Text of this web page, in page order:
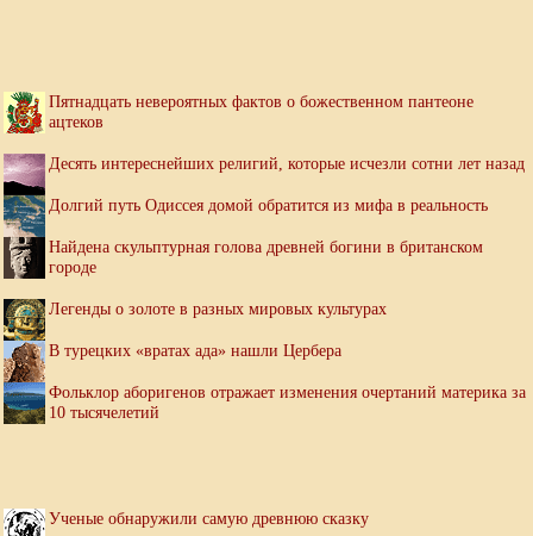
Пятнадцать невероятных фактов о божественном пантеоне
ацтеков
Десять интереснейших религий, которые исчезли сотни лет назад
Долгий путь Одиссея домой обратится из мифа в реальность
Найдена скульптурная голова древней богини в британском
городе
Легенды о золоте в разных мировых культурах
В турецких «вратах ада» нашли Цербера
Фольклор аборигенов отражает изменения очертаний материка за
10 тысячелетий
Ученые обнаружили самую древнюю сказку